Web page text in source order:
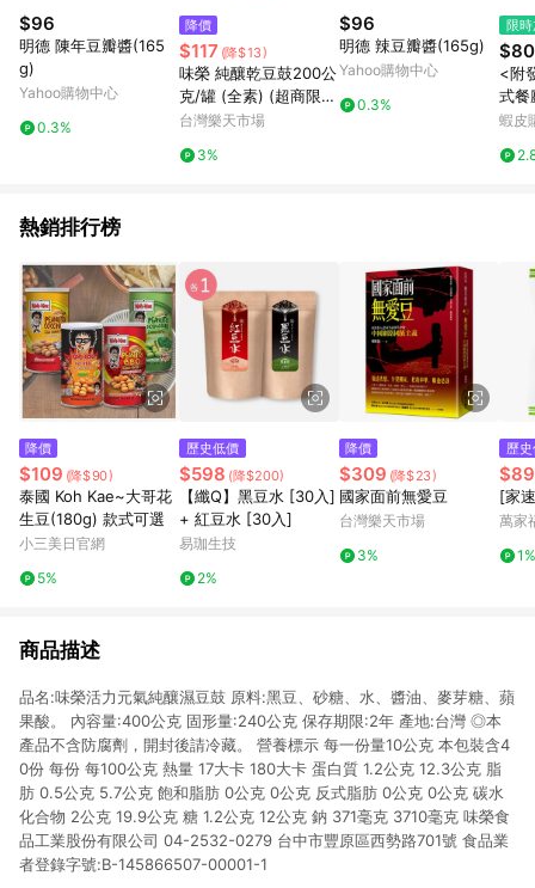
不符合回饋資格。 (7) 若上述或其他原因，致使消費者無接收到
點數回饋或點數回饋有爭議，台灣樂天市場保有更改條款與法律
追訴之權利，活動詳情以樂天市場網站公告為準。
$96
明德 陳年豆瓣醬(165
g)
Yahoo購物中心
0.3%
降價
$117 (降$13)
味榮 純釀乾豆鼓200公
克/罐 (全素) (超商限2
罐)
台灣樂天市場
3%
$96
明德 辣豆瓣醬(165g)
Yahoo購物中心
0.3%
限
$80
<附
式餐
豆瓣
蝦皮
熱銷排行榜
降價
$109 (降$90)
泰國 Koh Kae~大哥花
生豆(180g) 款式可選
小三美日官網
5%
歷史低價
$598 (降$200)
【纖Q】黑豆水 [30入]
+ 紅豆水 [30入]
易珈生技
2%
降價
$309 (降$23)
國家面前無愛豆
台灣樂天市場
3%
歷
$89
[家
萬家
1%
商品描述
品名:味榮活力元氣純釀濕豆鼓 原料:黑豆、砂糖、水、醬油、麥芽糖、蘋
果酸。 內容量:400公克 固形量:240公克 保存期限:2年 產地:台灣 ◎本
產品不含防腐劑，開封後請冷藏。 營養標示 每一份量10公克 本包裝含4
0份 每份 每100公克 熱量 17大卡 180大卡 蛋白質 1.2公克 12.3公克 脂
肪 0.5公克 5.7公克 飽和脂肪 0公克 0公克 反式脂肪 0公克 0公克 碳水
化合物 2公克 19.9公克 糖 1.2公克 12公克 鈉 371毫克 3710毫克 味榮食
品工業股份有限公司 04-2532-0279 台中市豐原區西勢路701號 食品業
者登錄字號:B-145866507-00001-1